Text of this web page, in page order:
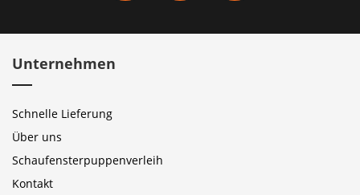
Unternehmen
Schnelle Lieferung
Über uns
Schaufensterpuppenverleih
Kontakt